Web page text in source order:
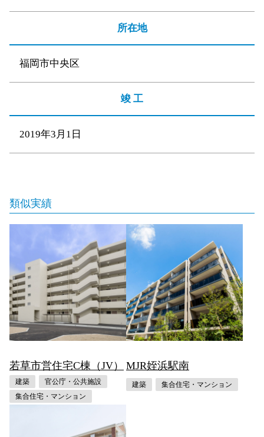
所在地
福岡市中央区
竣 工
2019年3月1日
類似実績
若草市営住宅C棟（JV）
建築
官公庁・公共施設
集合住宅・マンション
MJR姪浜駅南
建築 集合住宅・マンション